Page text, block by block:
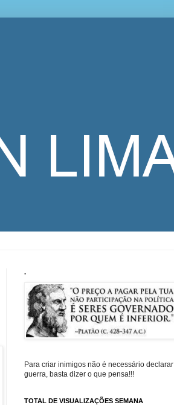
.
Para criar inimigos não é necessário declarar
guerra, basta dizer o que pensa!!!
TOTAL DE VISUALIZAÇÕES SEMANA